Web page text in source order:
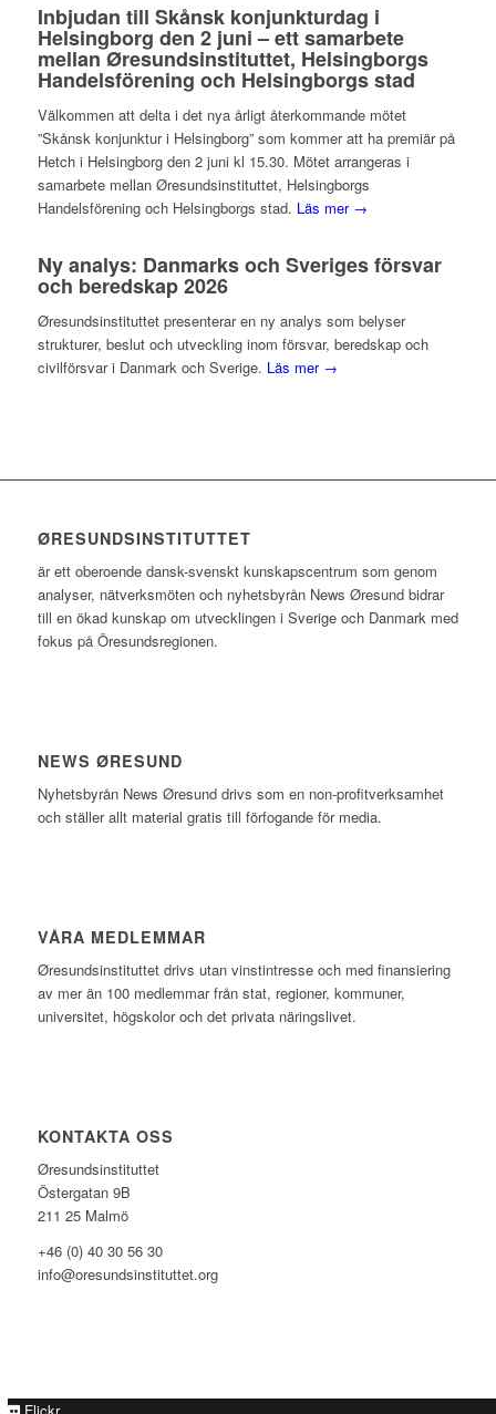
Inbjudan till Skånsk konjunkturdag i
Helsingborg den 2 juni – ett samarbete
mellan Øresundsinstituttet, Helsingborgs
Handelsförening och Helsingborgs stad
Välkommen att delta i det nya årligt återkommande mötet
”Skånsk konjunktur i Helsingborg” som kommer att ha premiär på
Hetch i Helsingborg den 2 juni kl 15.30. Mötet arrangeras i
samarbete mellan Øresundsinstituttet, Helsingborgs
Handelsförening och Helsingborgs stad. Läs mer →
Ny analys: Danmarks och Sveriges försvar
och beredskap 2026
Øresundsinstituttet presenterar en ny analys som belyser
strukturer, beslut och utveckling inom försvar, beredskap och
civilförsvar i Danmark och Sverige. Läs mer →
ØRESUNDSINSTITUTTET
är ett oberoende dansk-svenskt kunskapscentrum som genom
analyser, nätverksmöten och nyhetsbyrån News Øresund bidrar
till en ökad kunskap om utvecklingen i Sverige och Danmark med
fokus på Öresundsregionen.
NEWS ØRESUND
Nyhetsbyrån News Øresund drivs som en non-profitverksamhet
och ställer allt material gratis till förfogande för media.
VÅRA MEDLEMMAR
Øresundsinstituttet drivs utan vinst­intresse och med finansiering
av mer än 100 medlemmar från stat, regioner, kommuner,
universitet, högskolor och det privata näringslivet.
KONTAKTA OSS
Øresundsinstituttet
Östergatan 9B
211 25 Malmö
+46 (0) 40 30 56 30
info@oresundsinstituttet.org